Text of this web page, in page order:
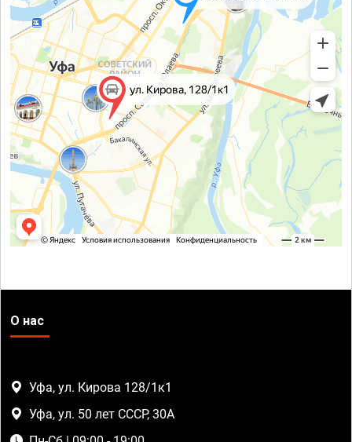
О нас
Уфа, ул. Кирова 128/1к1
Уфа, ул. 50 лет СССР, 30А